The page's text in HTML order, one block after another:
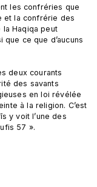
les confréries que
et la confrérie des
la Haqiqa peut
ce que d’aucuns
deux courants
des savants
en loi révélée
à la religion. C’est
y voit l’une des
57 ».